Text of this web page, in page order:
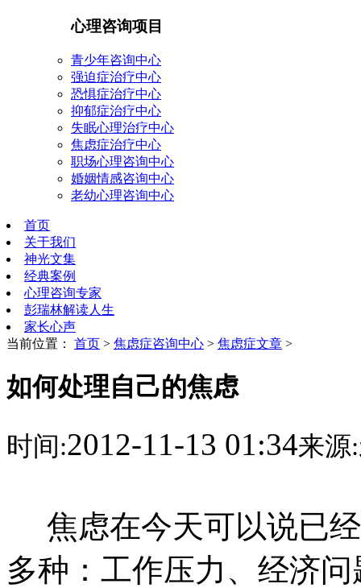
心理咨询项目
青少年咨询中心
强迫症治疗中心
恐惧症治疗中心
抑郁症治疗中心
失眠心理治疗中心
焦虑症治疗中心
职场心理咨询中心
婚姻情感咨询中心
老幼心理咨询中心
首页
关于我们
神光文集
经典案例
心理咨询专家
彭瑞林解读人生
家长心声
当前位置： 首页 > 焦虑症咨询中心 > 焦虑症文章 >
如何处理自己的焦虑
时间:2012-11-13 01:34来源:
焦虑在今天可以说已
多种：工作压力、经济